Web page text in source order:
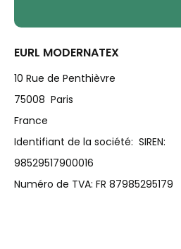
EURL MODERNATEX
10 Rue de Penthièvre
75008 Paris
France
Identifiant de la société: SIREN:
98529517900016
Numéro de TVA: FR 87985295179